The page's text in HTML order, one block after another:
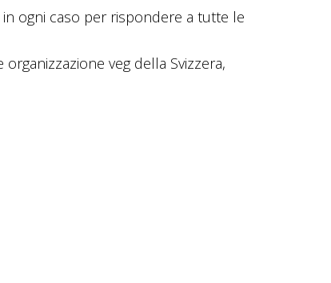
ogni caso per rispondere a tutte le
veg della Svizzera,